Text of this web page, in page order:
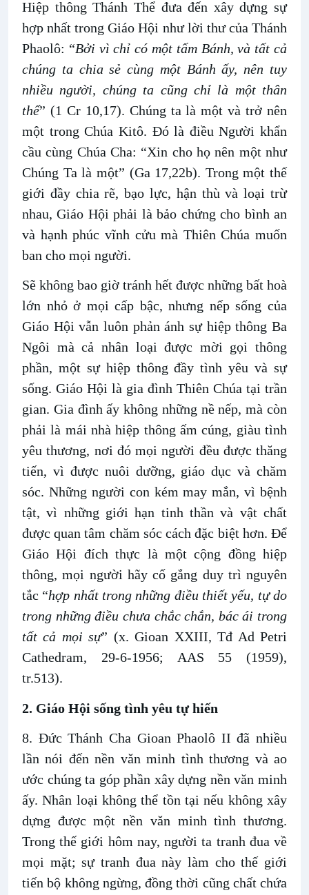
Hiệp thông Thánh Thể đưa đến xây dựng sự
hợp nhất trong Giáo Hội như lời thư của Thánh
Phaolô: “Bởi vì chỉ có một tấm Bánh, và tất cả
chúng ta chia sẻ cùng một Bánh ấy, nên tuy
nhiều người, chúng ta cũng chỉ là một thân
thể” (1 Cr 10,17). Chúng ta là một và trở nên
một trong Chúa Kitô. Đó là điều Người khẩn
cầu cùng Chúa Cha: “Xin cho họ nên một như
Chúng Ta là một” (Ga 17,22b). Trong một thế
giới đầy chia rẽ, bạo lực, hận thù và loại trừ
nhau, Giáo Hội phải là bảo chứng cho bình an
và hạnh phúc vĩnh cửu mà Thiên Chúa muốn
ban cho mọi người.
Sẽ không bao giờ tránh hết được những bất hoà
lớn nhỏ ở mọi cấp bậc, nhưng nếp sống của
Giáo Hội vẫn luôn phản ánh sự hiệp thông Ba
Ngôi mà cả nhân loại được mời gọi thông
phần, một sự hiệp thông đầy tình yêu và sự
sống. Giáo Hội là gia đình Thiên Chúa tại trần
gian. Gia đình ấy không những nề nếp, mà còn
phải là mái nhà hiệp thông ấm cúng, giàu tình
yêu thương, nơi đó mọi người đều được thăng
tiến, vì được nuôi dưỡng, giáo dục và chăm
sóc. Những người con kém may mắn, vì bệnh
tật, vì những giới hạn tinh thần và vật chất
được quan tâm chăm sóc cách đặc biệt hơn. Để
Giáo Hội đích thực là một cộng đồng hiệp
thông, mọi người hãy cố gắng duy trì nguyên
tắc “hợp nhất trong những điều thiết yếu, tự do
trong những điều chưa chắc chắn, bác ái trong
tất cả mọi sự” (x. Gioan XXIII, Tđ Ad Petri
Cathedram, 29-6-1956; AAS 55 (1959),
tr.513).
2. Giáo Hội sống tình yêu tự hiến
8. Đức Thánh Cha Gioan Phaolô II đã nhiều
lần nói đến nền văn minh tình thương và ao
ước chúng ta góp phần xây dựng nền văn minh
ấy. Nhân loại không thể tồn tại nếu không xây
dựng được một nền văn minh tình thương.
Trong thế giới hôm nay, người ta tranh đua về
mọi mặt; sự tranh đua này làm cho thế giới
tiến bộ không ngừng, đồng thời cũng chất chứa